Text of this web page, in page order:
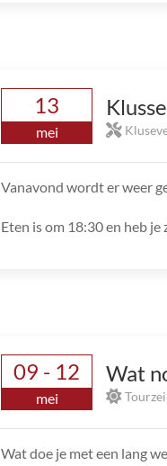
13
mei
Vanavond wordt er weer
Eten is om 18:30 en heb
09 - 12
mei
Wat
Wat doe je met een lang